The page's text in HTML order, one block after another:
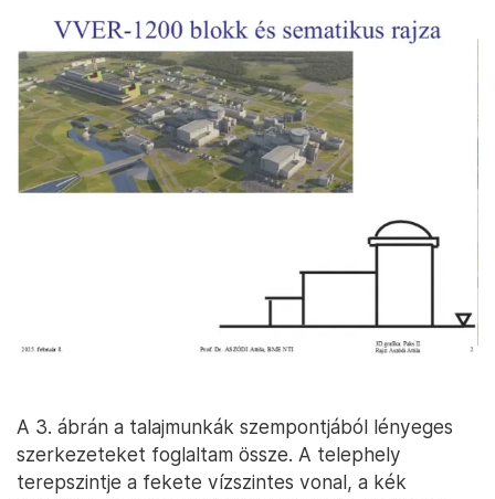
A 3. ábrán a talajmunkák szempontjából lényeges
szerkezeteket foglaltam össze. A telephely
terepszintje a fekete vízszintes vonal, a kék